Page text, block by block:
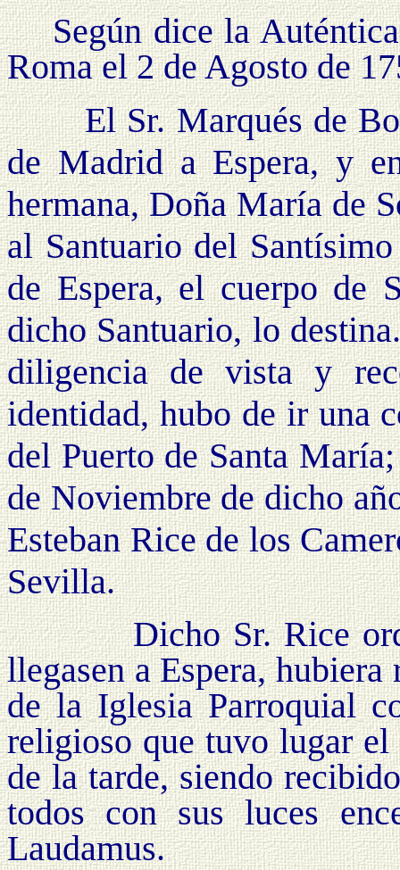
Según dice la
Roma el 2 de Agosto de
El Sr. Marqués de
de Madrid a Espera, y
hermana, Doña María de
al Santuario del
de Espera, el cuerpo de
dicho Santuario, lo
diligencia de vista y
identidad, hubo de ir una
del Puerto de Santa
de Noviembre de dicho
Esteban Rice de los
Sevilla.
Dicho Sr. Rice
llegasen a Espera, hubiera
de la Iglesia Parroquial
religioso que tuvo lugar
de la tarde, siendo
todos con sus luces
Laudamus.